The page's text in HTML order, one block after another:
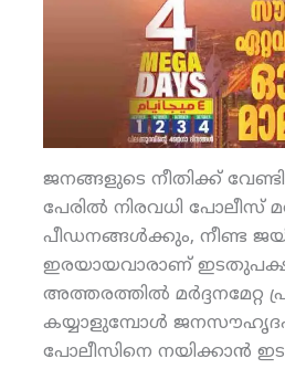
ജനങ്ങളുടെ നീതിക്ക്
പേരില്‍ നിരവധി പോലീസ്
പീഡനങ്ങള്‍ക്കും, നീണ്ട
ഇരയായവാരാണ്
അത്തരത്തില്‍ മര്‍ദ്ദനമേറ്റ
കയ്യാളുമ്പോള്‍
പോലീസിനെ നയിക്കാന്‍